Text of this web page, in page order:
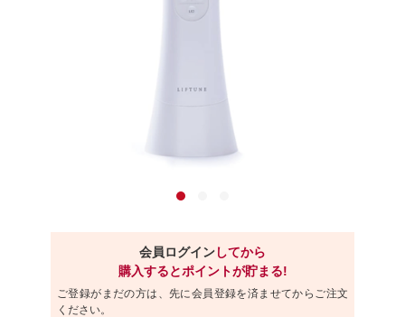
会員ログインしてから
購入するとポイントが貯まる!
ご登録がまだの方は、先に会員登録を済ませてからご注文
ください。